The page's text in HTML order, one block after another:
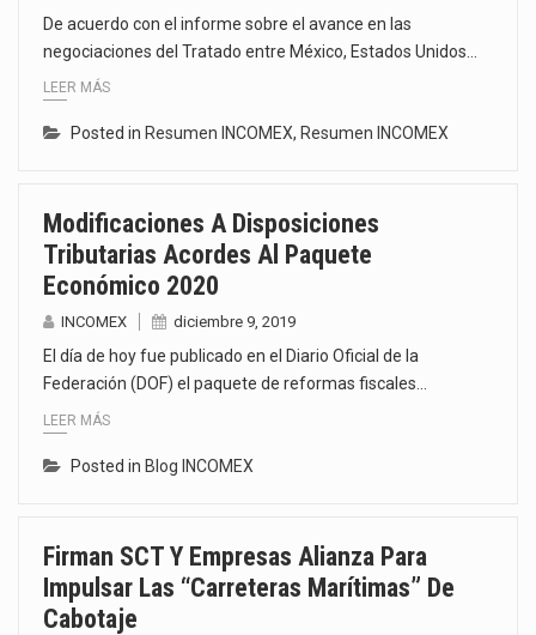
De acuerdo con el informe sobre el avance en las
negociaciones del Tratado entre México, Estados Unidos…
LEER MÁS
Posted in Resumen INCOMEX, Resumen INCOMEX
Modificaciones A Disposiciones
Tributarias Acordes Al Paquete
Económico 2020
INCOMEX diciembre 9, 2019
El día de hoy fue publicado en el Diario Oficial de la
Federación (DOF) el paquete de reformas fiscales…
LEER MÁS
Posted in Blog INCOMEX
Firman SCT Y Empresas Alianza Para
Impulsar Las “Carreteras Marítimas” De
Cabotaje